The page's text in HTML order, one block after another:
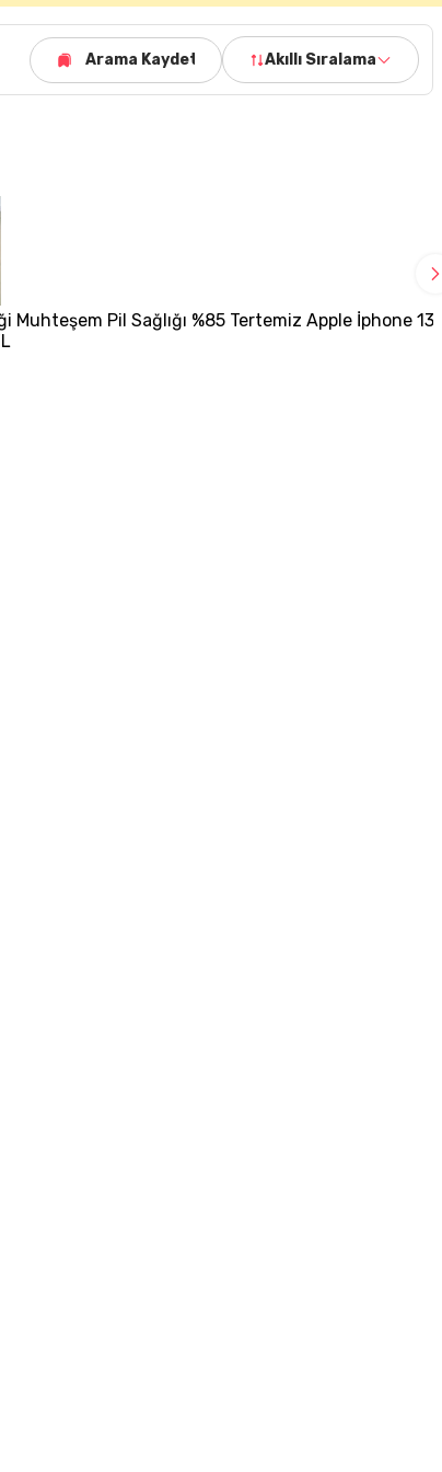
Arama Kaydet Akıllı Sıralama
Muhteşem Pil Sağlığı %85 Tertemiz Apple İphone 13